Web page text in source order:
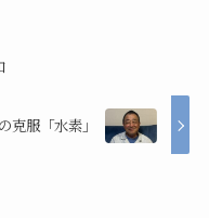
克服「水素」